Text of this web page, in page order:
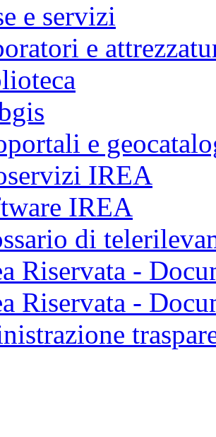
e servizi
e
e
IREA
IREA
di
Riservata -
Riservata -